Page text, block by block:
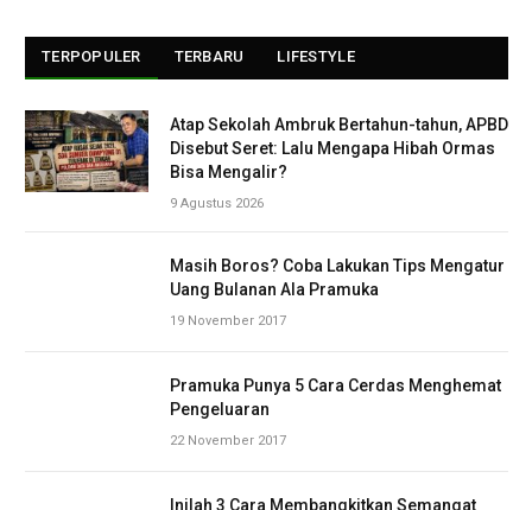
TERPOPULER TERBARU LIFESTYLE
Atap Sekolah Ambruk Bertahun-tahun, APBD
Disebut Seret: Lalu Mengapa Hibah Ormas
Bisa Mengalir?
9 Agustus 2026
Masih Boros? Coba Lakukan Tips Mengatur
Uang Bulanan Ala Pramuka
19 November 2017
Pramuka Punya 5 Cara Cerdas Menghemat
Pengeluaran
22 November 2017
Inilah 3 Cara Membangkitkan Semangat